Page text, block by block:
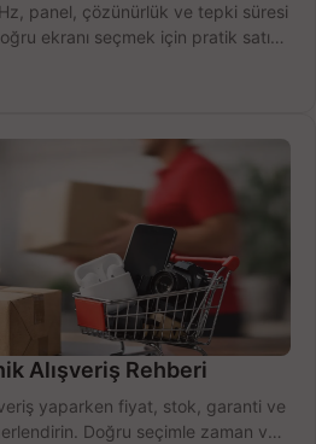
panel, çözünürlük ve tepki süresi
ekranı seçmek için pratik satın
Alışveriş Rehberi
yaparken fiyat, stok, garanti ve
Doğru seçimle zaman ve